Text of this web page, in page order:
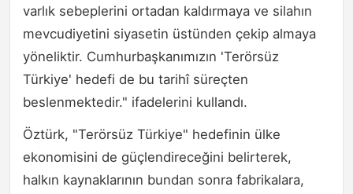
varlık sebeplerini ortadan kaldırmaya ve silahın
mevcudiyetini siyasetin üstünden çekip almaya
yöneliktir. Cumhurbaşkanımızın 'Terörsüz
Türkiye' hedefi de bu tarihî süreçten
beslenmektedir." ifadelerini kullandı.
Öztürk, "Terörsüz Türkiye" hedefinin ülke
ekonomisini de güçlendireceğini belirterek,
halkın kaynaklarının bundan sonra fabrikalara,